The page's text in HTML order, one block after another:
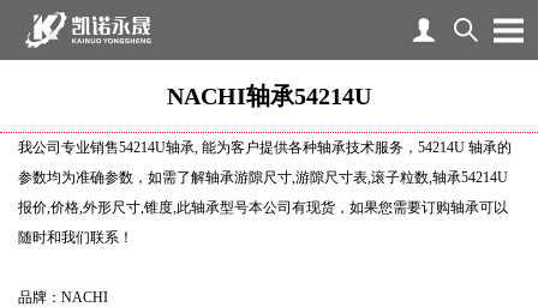
NACHI轴承54214U
我公司专业销售54214U轴承, 能为客户提供各种轴承技术服务，54214U 轴承的
参数均为准确参数，如需了解轴承游隙尺寸,游隙尺寸表,滚子粒数,轴承54214U
报价,价格,外形尺寸,锥度,此轴承型号本公司有现货，如果您需要订购轴承可以
随时和我们联系！
品牌：NACHI